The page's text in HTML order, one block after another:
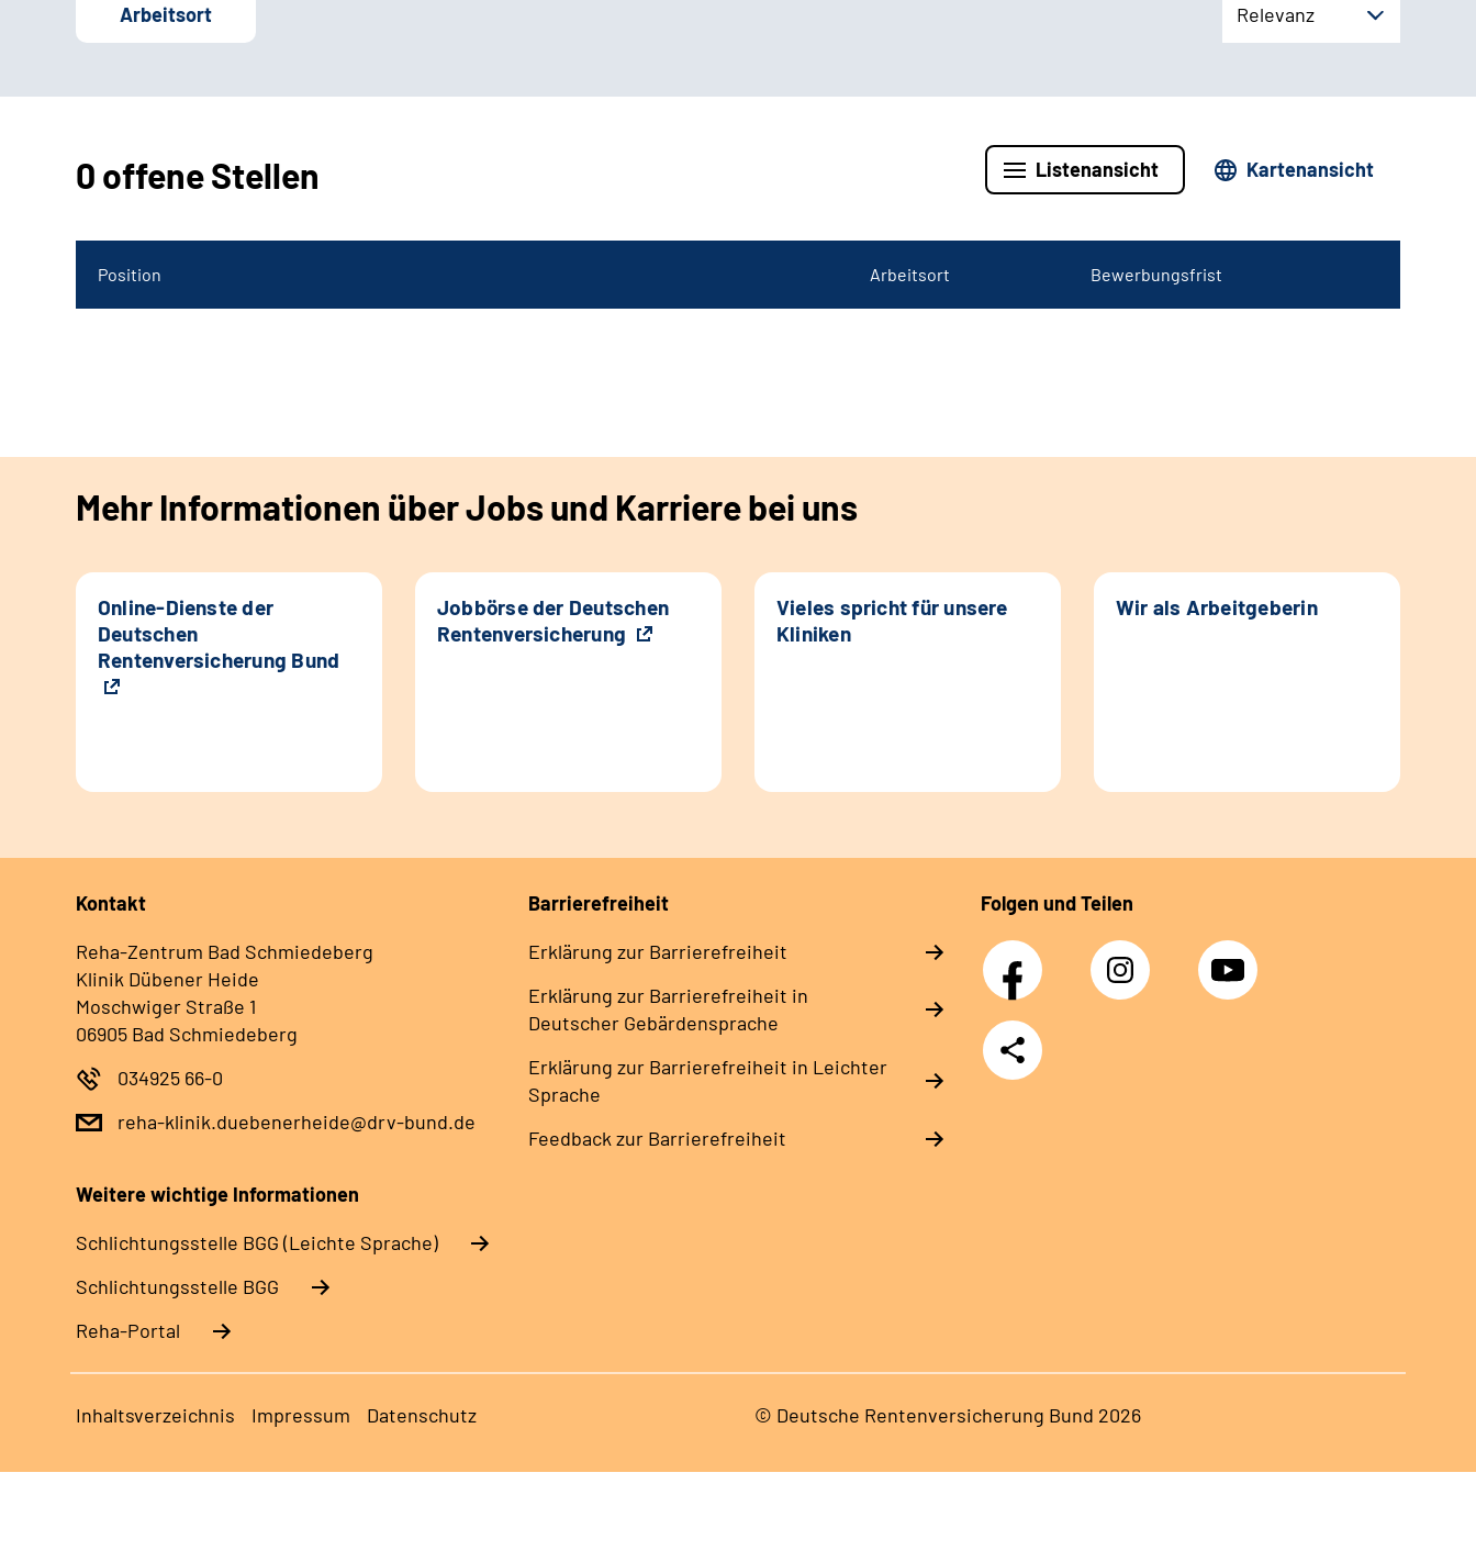
Arbeitsort Relevanz
0 offene Stellen Listenansicht Kartenansicht
Position Arbeitsort Bewerbungsfrist
Mehr Informationen über Jobs und Karriere bei uns
Online-Dienste der
Deutschen
Rentenversicherung Bund
Jobbörse der Deutschen
Rentenversicherung
Vieles spricht für unsere
Kliniken
Wir als Arbeitgeberin
Kontakt
Reha-Zentrum Bad Schmiedeberg
Klinik Dübener Heide
Moschwiger Straße 1
06905 Bad Schmiedeberg
034925 66-0
reha-klinik.duebenerheide@drv-bund.de
Barrierefreiheit
Erklärung zur Barrierefreiheit
Erklärung zur Barrierefreiheit in
Deutscher Gebärdensprache
Erklärung zur Barrierefreiheit in Leichter
Sprache
Feedback zur Barrierefreiheit
Folgen und Teilen
Facebook Instagram YouTube
Teilen
Weitere wichtige Informationen
Schlich­tungs­stel­le BGG (Leichte Sprache)
Schlich­tungs­stel­le BGG
Reha-Portal
Inhaltsverzeichnis Impressum Datenschutz © Deutsche Rentenversicherung Bund 2026